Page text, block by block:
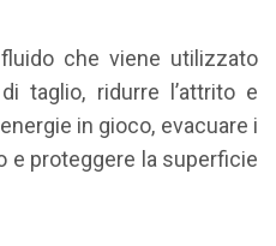
che viene utilizzato
taglio, ridurre l’attrito e
in gioco, evacuare i
e proteggere la superficie